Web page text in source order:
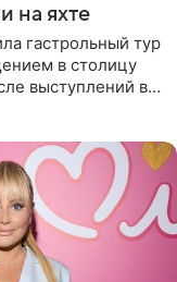
на яхте
гастрольный тур
в столицу
выступлений в